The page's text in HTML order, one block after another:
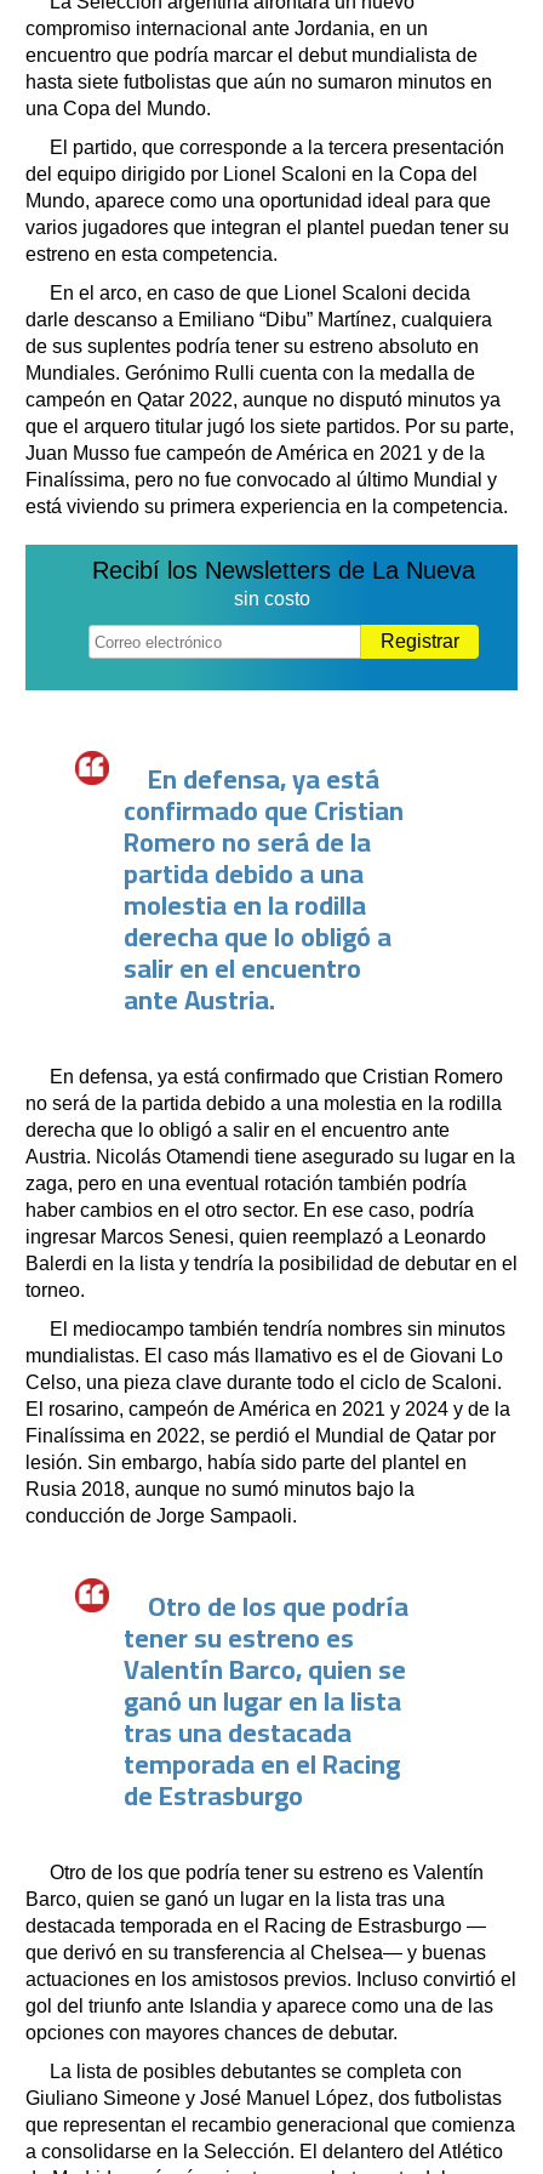
compromiso internacional ante Jordania, en un
encuentro que podría marcar el debut mundialista de
hasta siete futbolistas que aún no sumaron minutos en
una Copa del Mundo.
El partido, que corresponde a la tercera presentación
del equipo dirigido por Lionel Scaloni en la Copa del
Mundo, aparece como una oportunidad ideal para que
varios jugadores que integran el plantel puedan tener su
estreno en esta competencia.
En el arco, en caso de que Lionel Scaloni decida
darle descanso a Emiliano “Dibu” Martínez, cualquiera
de sus suplentes podría tener su estreno absoluto en
Mundiales. Gerónimo Rulli cuenta con la medalla de
campeón en Qatar 2022, aunque no disputó minutos ya
que el arquero titular jugó los siete partidos. Por su parte,
Juan Musso fue campeón de América en 2021 y de la
Finalíssima, pero no fue convocado al último Mundial y
está viviendo su primera experiencia en la competencia.
Recibí los Newsletters de La Nueva
sin costo
Registrar
En defensa, ya está
confirmado que Cristian
Romero no será de la
partida debido a una
molestia en la rodilla
derecha que lo obligó a
salir en el encuentro
ante Austria.
En defensa, ya está confirmado que Cristian Romero
no será de la partida debido a una molestia en la rodilla
derecha que lo obligó a salir en el encuentro ante
Austria. Nicolás Otamendi tiene asegurado su lugar en la
zaga, pero en una eventual rotación también podría
haber cambios en el otro sector. En ese caso, podría
ingresar Marcos Senesi, quien reemplazó a Leonardo
Balerdi en la lista y tendría la posibilidad de debutar en el
torneo.
El mediocampo también tendría nombres sin minutos
mundialistas. El caso más llamativo es el de Giovani Lo
Celso, una pieza clave durante todo el ciclo de Scaloni.
El rosarino, campeón de América en 2021 y 2024 y de la
Finalíssima en 2022, se perdió el Mundial de Qatar por
lesión. Sin embargo, había sido parte del plantel en
Rusia 2018, aunque no sumó minutos bajo la
conducción de Jorge Sampaoli.
Otro de los que podría
tener su estreno es
Valentín Barco, quien se
ganó un lugar en la lista
tras una destacada
temporada en el Racing
de Estrasburgo
Otro de los que podría tener su estreno es Valentín
Barco, quien se ganó un lugar en la lista tras una
destacada temporada en el Racing de Estrasburgo —
que derivó en su transferencia al Chelsea— y buenas
actuaciones en los amistosos previos. Incluso convirtió el
gol del triunfo ante Islandia y aparece como una de las
opciones con mayores chances de debutar.
La lista de posibles debutantes se completa con
Giuliano Simeone y José Manuel López, dos futbolistas
que representan el recambio generacional que comienza
a consolidarse en la Selección. El delantero del Atlético